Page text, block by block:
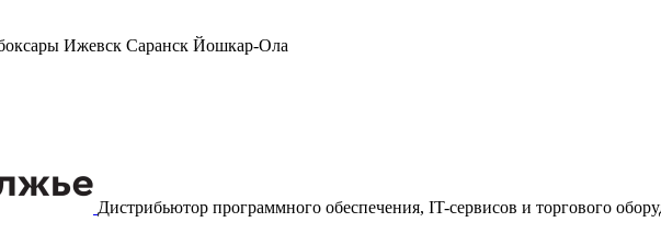
Ижевск Саранск Йошкар-Ола
Дистрибьютор программного обеспечения, IT-сервисов и торгового